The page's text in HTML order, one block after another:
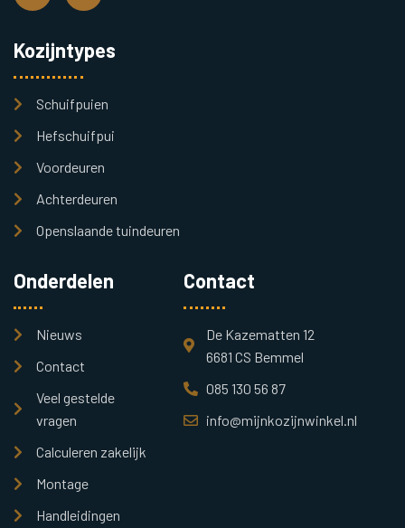
Kozijntypes
Schuifpuien
Hefschuifpui
Voordeuren
Achterdeuren
Openslaande tuindeuren
Onderdelen
Nieuws
Contact
Veel gestelde
vragen
Calculeren zakelijk
Montage
Handleidingen
Contact
De Kazematten 12
6681 CS Bemmel
085 130 56 87
info@mijnkozijnwinkel.nl